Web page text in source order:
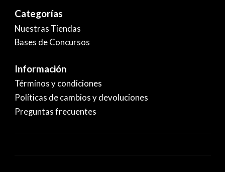
Categorías
Nuestras Tiendas
Bases de Concursos
Información
Términos y condiciones
Políticas de cambios y devoluciones
Preguntas frecuentes